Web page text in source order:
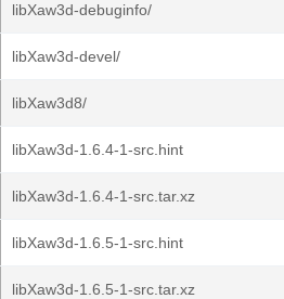
libXaw3d-debuginfo/
libXaw3d-devel/
libXaw3d8/
libXaw3d-1.6.4-1-src.hint
libXaw3d-1.6.4-1-src.tar.xz
libXaw3d-1.6.5-1-src.hint
libXaw3d-1.6.5-1-src.tar.xz